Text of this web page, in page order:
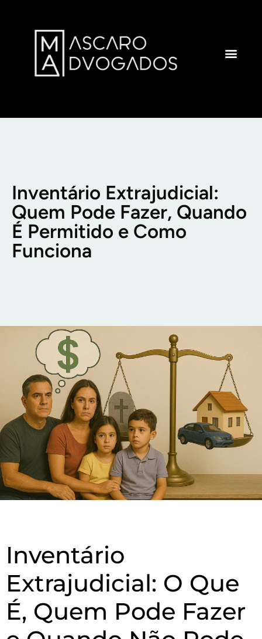
Inventário Extrajudicial:
Quem Pode Fazer, Quando
É Permitido e Como
Funciona
Inventário
Extrajudicial: O Que
É, Quem Pode Fazer